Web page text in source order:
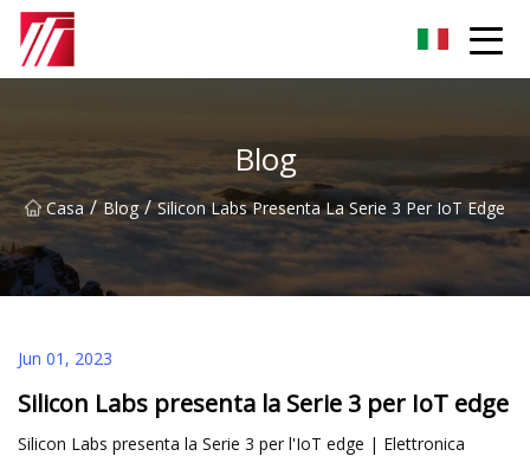
Blog
Casa / Blog / Silicon Labs Presenta La Serie 3 Per IoT Edge
Jun 01, 2023
Silicon Labs presenta la Serie 3 per IoT edge
Silicon Labs presenta la Serie 3 per l'IoT edge | Elettronica